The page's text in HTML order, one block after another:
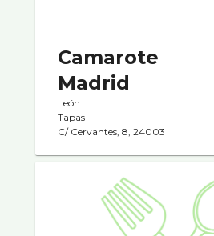
Camarote
Madrid
León
Tapas
C/ Cervantes, 8, 24003